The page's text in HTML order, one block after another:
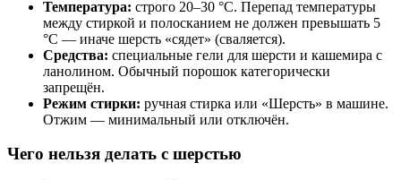
Температура: строго 20–30 °C. Перепад температуры
между стиркой и полосканием не должен превышать 5
°C — иначе шерсть «сядет» (сваляется).
Средства: специальные гели для шерсти и кашемира с
ланолином. Обычный порошок категорически
запрещён.
Режим стирки: ручная стирка или «Шерсть» в машине.
Отжим — минимальный или отключён.
Чего нельзя делать с шерстью